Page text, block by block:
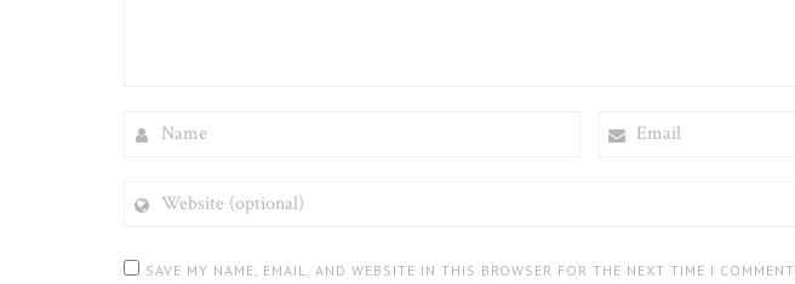
(OPTIONAL)
SAVE MY NAME, EMAIL, AND WEBSITE IN THIS BROWSER FOR THE NEXT TIME I COMMENT.